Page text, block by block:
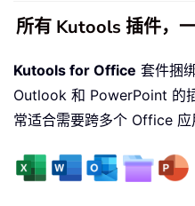
所有 Kutools 插件，
Kutools for Office 套件捆
Outlook 和 PowerPoint 的
常适合需要跨多个 Office 应